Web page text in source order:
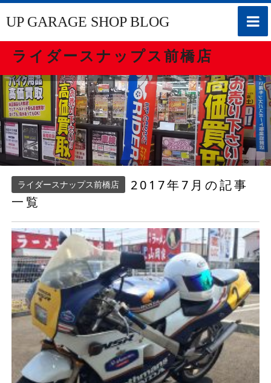
toggle
UP GARAGE SHOP BLOG
ライダースナップス前橋店
ライダースナップス前橋店
2017年7月の記事
一覧